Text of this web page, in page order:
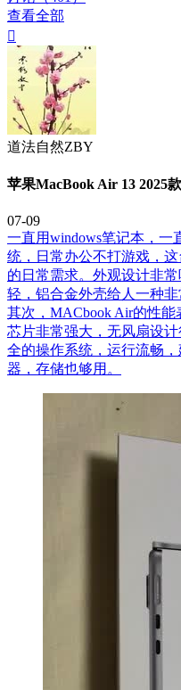
查看全部

道法自然ZBY
苹果MacBook Air 13 2025款
07-09
一直用windows笔记本，一
统，日常办公不打游戏，
的日常需求。外观设计非
轻，铝合金外壳给人一种非
其次，MACbook Air的性
芯片非常强大，无风扇设
全的操作系统，运行流畅
器，存储也够用。